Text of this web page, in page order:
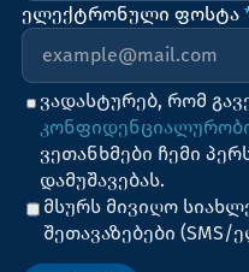
ელექტრონული ფოსტა
ვადასტურებ, რომ
ვეთანხმები ჩემი
დამუშავებას.
მსურს მივიღო
შეთავაზებები